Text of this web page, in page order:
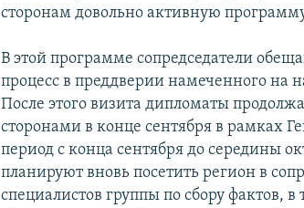
сторонам довольно активную
В этой программе сопредседатели
процесс в преддверии намеченного на
После этого визита дипломаты
сторонами в конце сентября в рамках
период с конца сентября до середины
планируют вновь посетить регион в
специалистов группы по сбору фактов,